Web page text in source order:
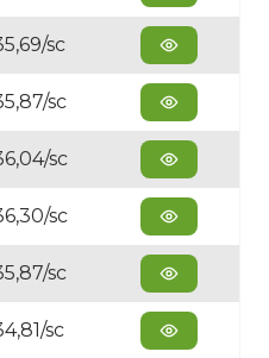
sc
sc
sc
sc
sc
sc